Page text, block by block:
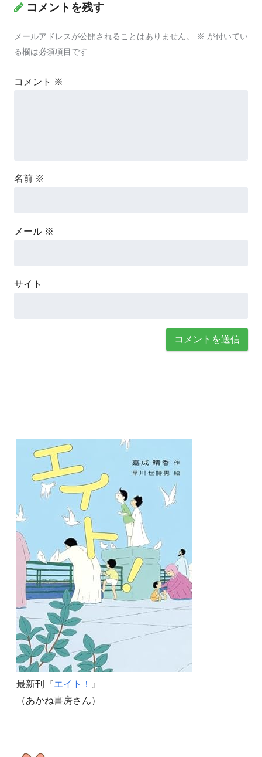
コメントを残す
メールアドレスが公開されることはありません。 ※ が付いてい
る欄は必須項目です
コメント ※
名前 ※
メール ※
サイト
最新刊『エイト！
』
（あかね書房さん）